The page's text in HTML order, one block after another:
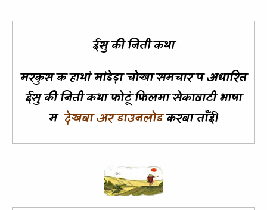
ईसु की निती कथा
मरकुस क हाथां मांडेड़ा चोखा समचार प अधारित
ईसु की निती कथा फोटूं फिलमा सेकावाटी भाषा
म देखबा अर डाउनलोडकरबा ताँई।